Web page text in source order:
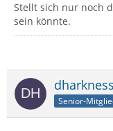
Stellt sich nur noch
sein könnte.
Senior-